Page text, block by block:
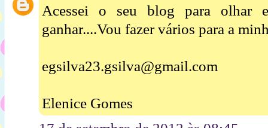
Acessei o seu blog para olhar
ganhar....Vou fazer vários para a
egsilva23.gsilva@gmail.com
Elenice Gomes